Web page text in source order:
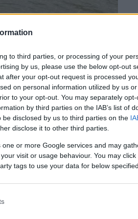
to third parties, or processing of your
by us, please use the below opt-out
after your opt-out request is processed
on personal information utilized by us
to your opt-out. You may separately
by third parties on the IAB’s list of
disclosed by us to third parties on the
disclose it to other third parties.
or more Google services and may
visit or usage behaviour. You may
tags to use your data for below
καλοκαιρινή
και βίντεο